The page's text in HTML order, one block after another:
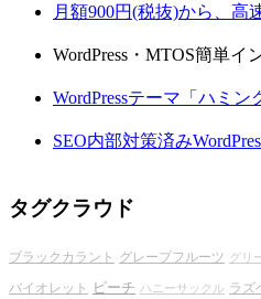
月額900円(税抜)から、高
WordPress・MTOS簡単
WordPressテーマ「ハミン
SEO内部対策済み
タグクラウド
ブラックカラント グレープフルーツ グリ
バイオレット ピーチ ハニーサックル ラズ